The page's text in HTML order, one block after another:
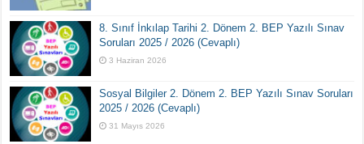
8. Sınıf İnkılap Tarihi 2. Dönem 2. BEP Yazılı Sınav
Soruları 2025 / 2026 (Cevaplı)
3 Haziran 2026
Sosyal Bilgiler 2. Dönem 2. BEP Yazılı Sınav Soruları
2025 / 2026 (Cevaplı)
31 Mayıs 2026